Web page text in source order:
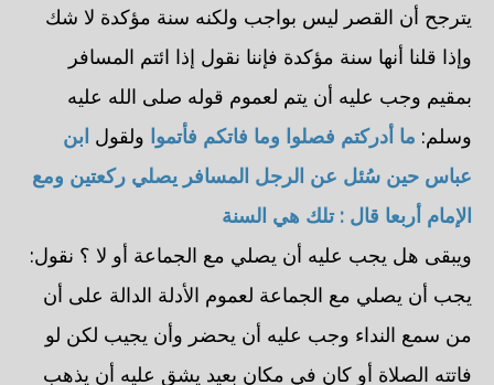
يترجح أن القصر ليس بواجب ولكنه سنة مؤكدة لا شك
وإذا قلنا أنها سنة مؤكدة فإننا نقول إذا ائتم المسافر
بمقيم وجب عليه أن يتم لعموم قوله صلى الله عليه
وسلم: ما أدركتم فصلوا وما فاتكم فأتموا ولقول ابن
عباس حين سُئل عن الرجل المسافر يصلي ركعتين ومع
الإمام أربعا قال : تلك هي السنة
ويبقى هل يجب عليه أن يصلي مع الجماعة أو لا ؟ نقول:
يجب أن يصلي مع الجماعة لعموم الأدلة الدالة على أن
من سمع النداء وجب عليه أن يحضر وأن يجيب لكن لو
فاتته الصلاة أو كان في مكان بعيد يشق عليه أن يذهب